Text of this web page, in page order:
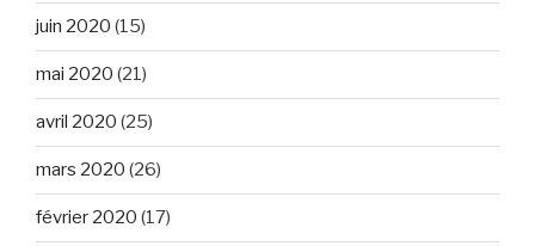
juin 2020 (15)
mai 2020 (21)
avril 2020 (25)
mars 2020 (26)
février 2020 (17)